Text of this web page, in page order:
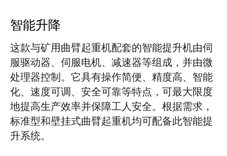
智能升降
这款与矿用曲臂起重机配套的智能提升机由伺
服驱动器、伺服电机、减速器等组成，并由微
处理器控制。它具有操作简便、精度高、智能
化、速度可调、安全可靠等特点，可最大限度
地提高生产效率并保障工人安全。根据需求，
标准型和壁挂式曲臂起重机均可配备此智能提
升系统。